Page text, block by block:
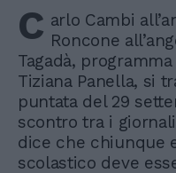
C arlo Cambi
Roncone
Tagadà,
Tiziana Panella, si
puntata del 29
scontro tra i
dice che chiunque
scolastico deve